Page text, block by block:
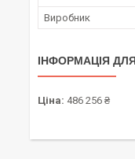
Виробник
ІНФОРМАЦІЯ
Ціна: 486 256 ₴